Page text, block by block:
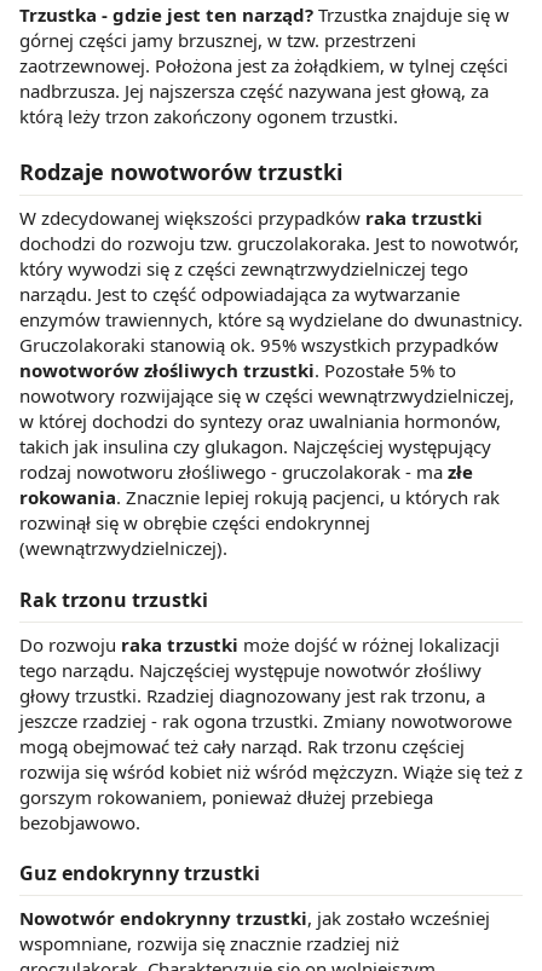
Trzustka - gdzie jest ten narząd? Trzustka znajduje się w
górnej części jamy brzusznej, w tzw. przestrzeni
zaotrzewnowej. Położona jest za żołądkiem, w tylnej części
nadbrzusza. Jej najszersza część nazywana jest głową, za
którą leży trzon zakończony ogonem trzustki.
Rodzaje nowotworów trzustki
W zdecydowanej większości przypadków raka trzustki
dochodzi do rozwoju tzw. gruczolakoraka. Jest to nowotwór,
który wywodzi się z części zewnątrzwydzielniczej tego
narządu. Jest to część odpowiadająca za wytwarzanie
enzymów trawiennych, które są wydzielane do dwunastnicy.
Gruczolakoraki stanowią ok. 95% wszystkich przypadków
nowotworów złośliwych trzustki. Pozostałe 5% to
nowotwory rozwijające się w części wewnątrzwydzielniczej,
w której dochodzi do syntezy oraz uwalniania hormonów,
takich jak insulina czy glukagon. Najczęściej występujący
rodzaj nowotworu złośliwego - gruczolakorak - ma złe
rokowania. Znacznie lepiej rokują pacjenci, u których rak
rozwinął się w obrębie części endokrynnej
(wewnątrzwydzielniczej).
Rak trzonu trzustki
Do rozwoju raka trzustki może dojść w różnej lokalizacji
tego narządu. Najczęściej występuje nowotwór złośliwy
głowy trzustki. Rzadziej diagnozowany jest rak trzonu, a
jeszcze rzadziej - rak ogona trzustki. Zmiany nowotworowe
mogą obejmować też cały narząd. Rak trzonu częściej
rozwija się wśród kobiet niż wśród mężczyzn. Wiąże się też z
gorszym rokowaniem, ponieważ dłużej przebiega
bezobjawowo.
Guz endokrynny trzustki
Nowotwór endokrynny trzustki, jak zostało wcześniej
wspomniane, rozwija się znacznie rzadziej niż